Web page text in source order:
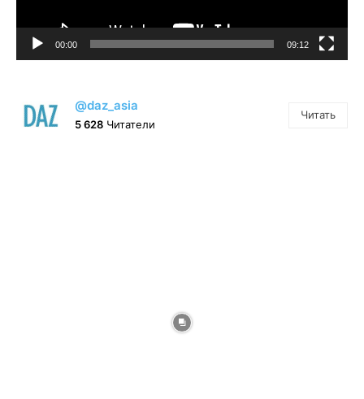
00:00 09:12
@daz_asia
5 628 Читатели
Читать